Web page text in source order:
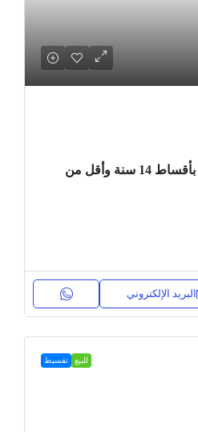
للبيع بمدينة نور استوديو بأقساط 14 سنة وأقل من
البريد الإلكتروني
للبيع تقسيط